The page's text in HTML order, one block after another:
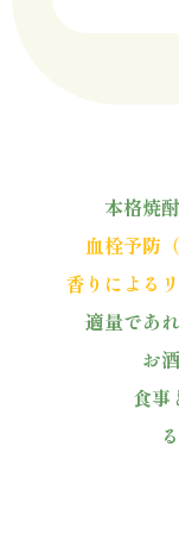
本格焼酎
血栓予防
香りによる
適量であ
お
食事